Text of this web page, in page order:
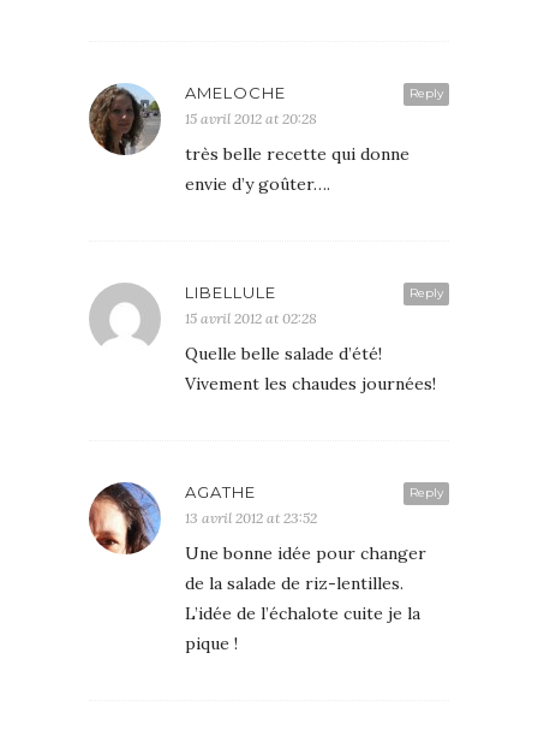
Reply
AMELOCHE
15 avril 2012 at 20:28
très belle recette qui donne
envie d’y goûter….
Reply
LIBELLULE
15 avril 2012 at 02:28
Quelle belle salade d’été!
Vivement les chaudes journées!
Reply
AGATHE
13 avril 2012 at 23:52
Une bonne idée pour changer
de la salade de riz-lentilles.
L’idée de l’échalote cuite je la
pique !